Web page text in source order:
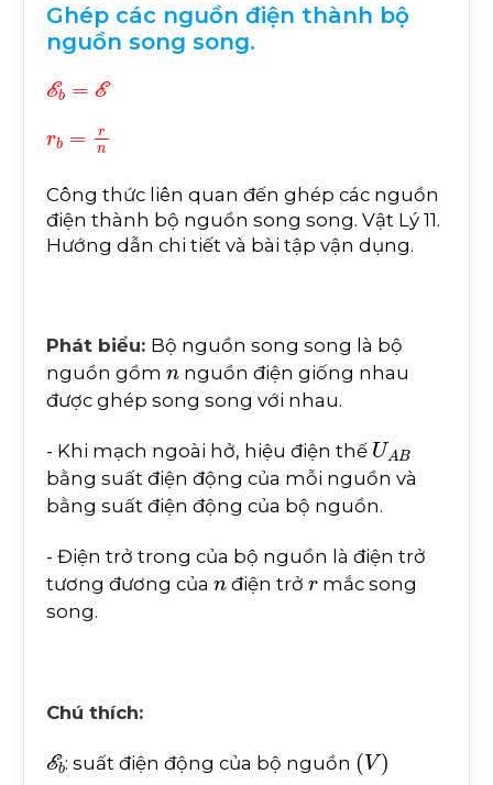
Ghép các nguồn điện thành bộ
nguồn song song.
Eb
E
n
Công thức liên quan đến ghép các nguồn
điện thành bộ nguồn song song. Vật Lý 11.
Hướng dẫn chi tiết và bài tập vận dụng.
Phát biểu: Bộ nguồn song song là bộ
nguồn gồm nnguồn điện giống nhau
được ghép song song với nhau.
- Khi mạch ngoài hở, hiệu điện thế UA
bằng suất điện động của mỗi nguồn và
bằng suất điện động của bộ nguồn.
- Điện trở trong của bộ nguồn là điện trở
tương đương của nđiện trở rmắc song
song.
Chú thích:
Eb: suất điện động của bộ nguồn (V)